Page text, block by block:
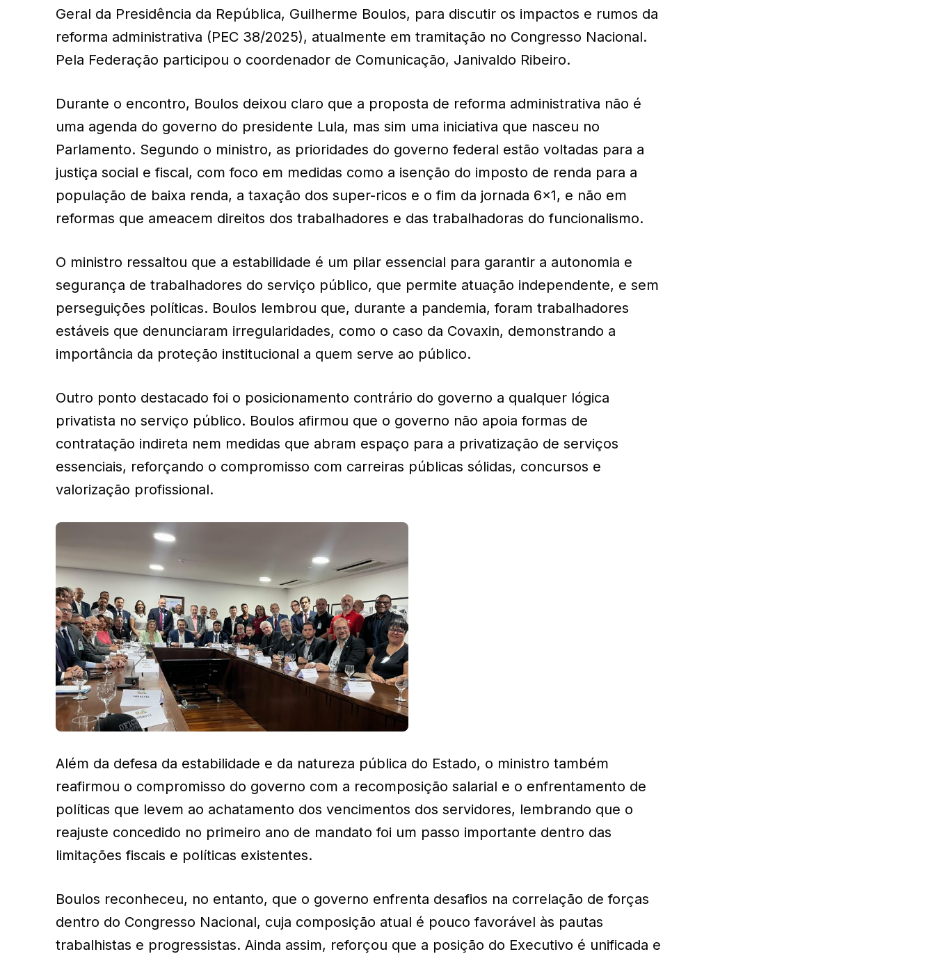
Geral da Presidência da República, Guilherme Boulos, para discutir os impactos e rumos da
reforma administrativa (PEC 38/2025), atualmente em tramitação no Congresso Nacional.
Pela Federação participou o coordenador de Comunicação, Janivaldo Ribeiro.
Durante o encontro, Boulos deixou claro que a proposta de reforma administrativa não é
uma agenda do governo do presidente Lula, mas sim uma iniciativa que nasceu no
Parlamento. Segundo o ministro, as prioridades do governo federal estão voltadas para a
justiça social e fiscal, com foco em medidas como a isenção do imposto de renda para a
população de baixa renda, a taxação dos super-ricos e o fim da jornada 6×1, e não em
reformas que ameacem direitos dos trabalhadores e das trabalhadoras do funcionalismo.
O ministro ressaltou que a estabilidade é um pilar essencial para garantir a autonomia e
segurança de trabalhadores do serviço público, que permite atuação independente, e sem
perseguições políticas. Boulos lembrou que, durante a pandemia, foram trabalhadores
estáveis que denunciaram irregularidades, como o caso da Covaxin, demonstrando a
importância da proteção institucional a quem serve ao público.
Outro ponto destacado foi o posicionamento contrário do governo a qualquer lógica
privatista no serviço público. Boulos afirmou que o governo não apoia formas de
contratação indireta nem medidas que abram espaço para a privatização de serviços
essenciais, reforçando o compromisso com carreiras públicas sólidas, concursos e
valorização profissional.
Além da defesa da estabilidade e da natureza pública do Estado, o ministro também
reafirmou o compromisso do governo com a recomposição salarial e o enfrentamento de
políticas que levem ao achatamento dos vencimentos dos servidores, lembrando que o
reajuste concedido no primeiro ano de mandato foi um passo importante dentro das
limitações fiscais e políticas existentes.
Boulos reconheceu, no entanto, que o governo enfrenta desafios na correlação de forças
dentro do Congresso Nacional, cuja composição atual é pouco favorável às pautas
trabalhistas e progressistas. Ainda assim, reforçou que a posição do Executivo é unificada e